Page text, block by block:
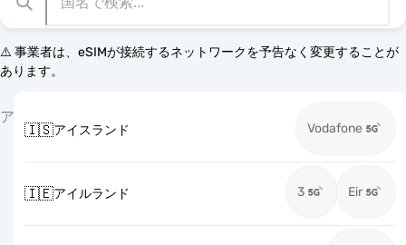
⚠️ 事業者は、eSIMが接続するネットワークを予告なく変更することが
あります。
ア
🇮🇸アイスランド Vodafone
🇮🇪アイルランド 3 Eir